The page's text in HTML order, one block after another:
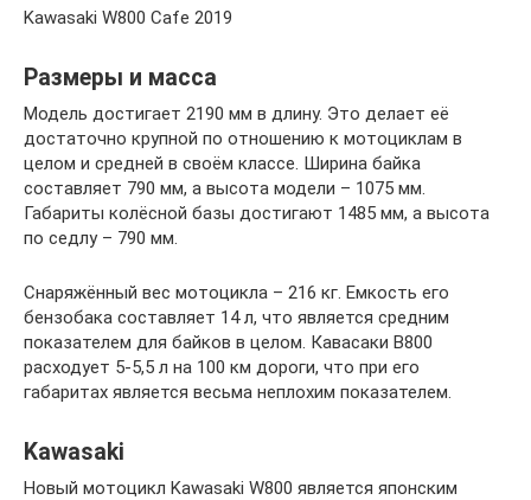
Kawasaki W800 Cafe 2019
Размеры и масса
Модель достигает 2190 мм в длину. Это делает её
достаточно крупной по отношению к мотоциклам в
целом и средней в своём классе. Ширина байка
составляет 790 мм, а высота модели – 1075 мм.
Габариты колёсной базы достигают 1485 мм, а высота
по седлу – 790 мм.
Снаряжённый вес мотоцикла – 216 кг. Емкость его
бензобака составляет 14 л, что является средним
показателем для байков в целом. Кавасаки В800
расходует 5-5,5 л на 100 км дороги, что при его
габаритах является весьма неплохим показателем.
Kawasaki
Новый мотоцикл Kawasaki W800 является японским